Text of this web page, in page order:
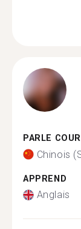
PARLE
Chinois
APPREND
Anglais